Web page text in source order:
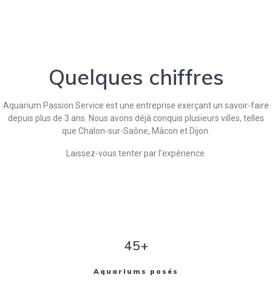
Quelques chiffres
Aquarium Passion Service est une entreprise exerçant un savoir-faire
depuis plus de 3 ans. Nous avons déjà conquis plusieurs villes, telles
que Chalon-sur-Saône, Mâcon et Dijon.
Laissez-vous tenter par l’expérience.
45+
Aquariums posés